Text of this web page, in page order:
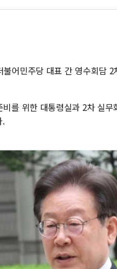
뉴욕증시 개장 전 특징주...아틀
李 "해남 태양광, 대한민국 다음
어민주당 대표 간 영수회담 2
를 위한 대통령실과 2차 실무
.